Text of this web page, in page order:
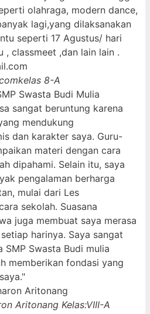
olahraga, modern dance,
lagi,yang dilaksanakan
seperti 17 Agustus/ hari
, classmeet ,dan lain lain .
kelas 8-A
Swasta Budi Mulia
sangat beruntung karena
mendukung
dan karakter saya. Guru-
materi dengan cara
dipahami. Selain itu, saya
pengalaman berharga
mulai dari Les
sekolah. Suasana
juga membuat saya merasa
harinya. Saya sangat
Swasta Budi mulia
memberikan fondasi yang
Aritonang Kelas:VIII-A